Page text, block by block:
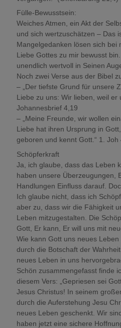
Fülle-Bewusstsein:
Weiches Atmen, ein Akt der
und sich wertzuschätzen – Das
Mangelgedanken lösen sich bei
Liebe Gottes zu mir bewusst
unendlich wertvoll in Seinen
Noch zwei Verse aus der Bibel
– „Der tiefste Grund für unsere
Liebe zu uns: Wir lieben, weil er
Johannesbrief 4,19
– „Meine Freunde, wir wollen
Liebe hat ihren Ursprung in
geboren und kennt Gott.“ 1. Joh
Schöpferkraft
Ja, ich glaube, dass das Leben
haben unsere Überzeugungen,
Handlungen Einfluss darauf.
Ich glaube nicht, dass ich
aber zu, dass wir die Fähigkeit
Leben mitzugestalten. Die
Gott, Er kann, Er will uns mit
Wie kann Gott uns neues Leben
durch die Botschaft der
neues Leben in uns
Schön zusammengefasst finde
diesem Vers: „Gepriesen sei
Jesus Christus! In seinem
durch die Auferstehung Jesu
neues Leben geschenkt. Wir
haben jetzt eine sichere